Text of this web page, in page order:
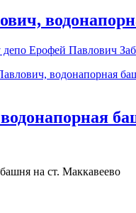
водонапорная